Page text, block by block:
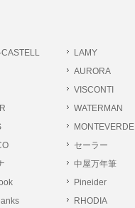
人情報相談窓口
LAMY
AURORA
VISCONTI
WATERMAN
MONTEVERDE
セーラー
中屋万年筆
Pineider
RHODIA